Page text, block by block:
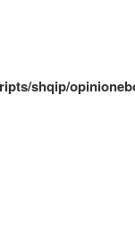
shqip/